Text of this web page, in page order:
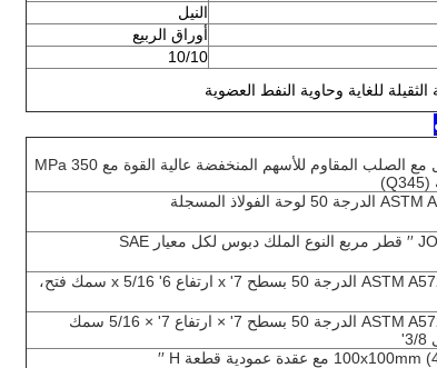
النيل
أوراق الربيع
10/10
للغاية وحاوية النفط العضوية
حزمة أساسية ذاتية التشغيل مع الصلب المقاوم للأسهم المنخفضة عالية القوة مع 350 MPa
قناة U من الصلب الصلب ASTM A572 الدرجة 50 بسطح 7' x ارتفاع 6' x 5/16 سمك فتح،
قناة U من الصلب الصلب ASTM A572 الدرجة 50 بسطح 7' × ارتفاع 7' × 5/16 سمك